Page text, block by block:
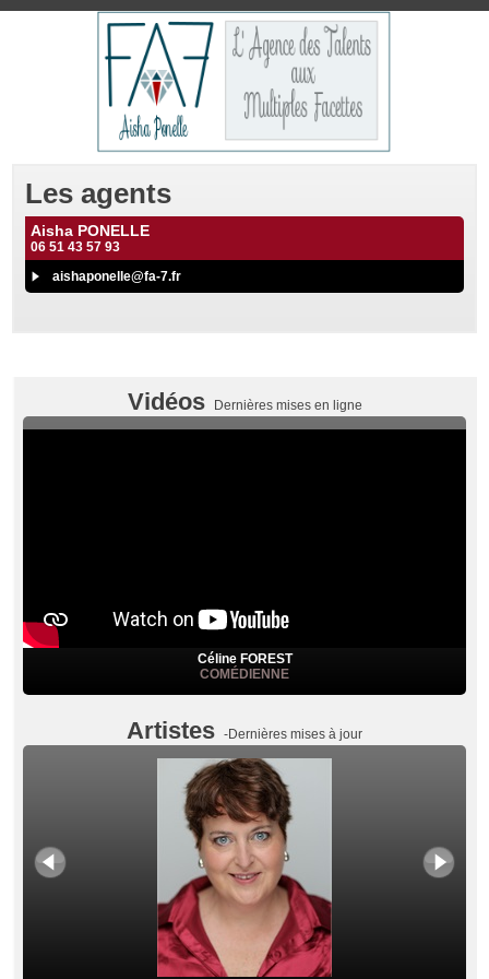
Les agents
Aisha PONELLE
06 51 43 57 93
aishaponelle@fa-7.fr
Vidéos Dernières mises en ligne
Céline FOREST
COMÉDIENNE
Artistes -Dernières mises à jour